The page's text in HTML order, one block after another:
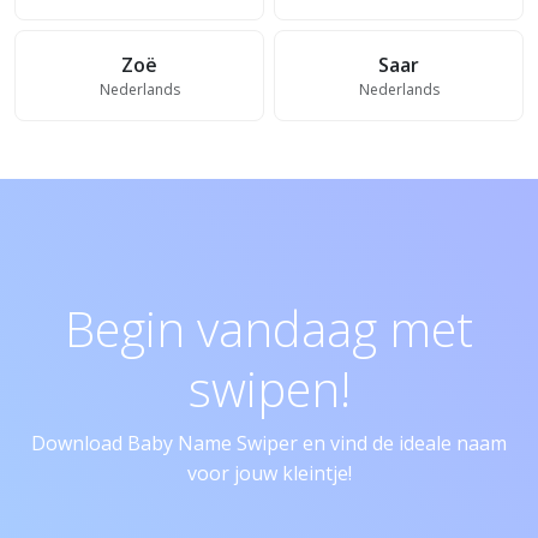
Zoë
Nederlands
Saar
Nederlands
Begin vandaag met
swipen!
Download Baby Name Swiper en vind de ideale naam
voor jouw kleintje!